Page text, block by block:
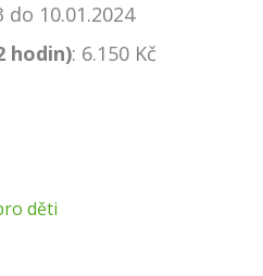
do 10.01.2024
hodin): 6.150 Kč
děti